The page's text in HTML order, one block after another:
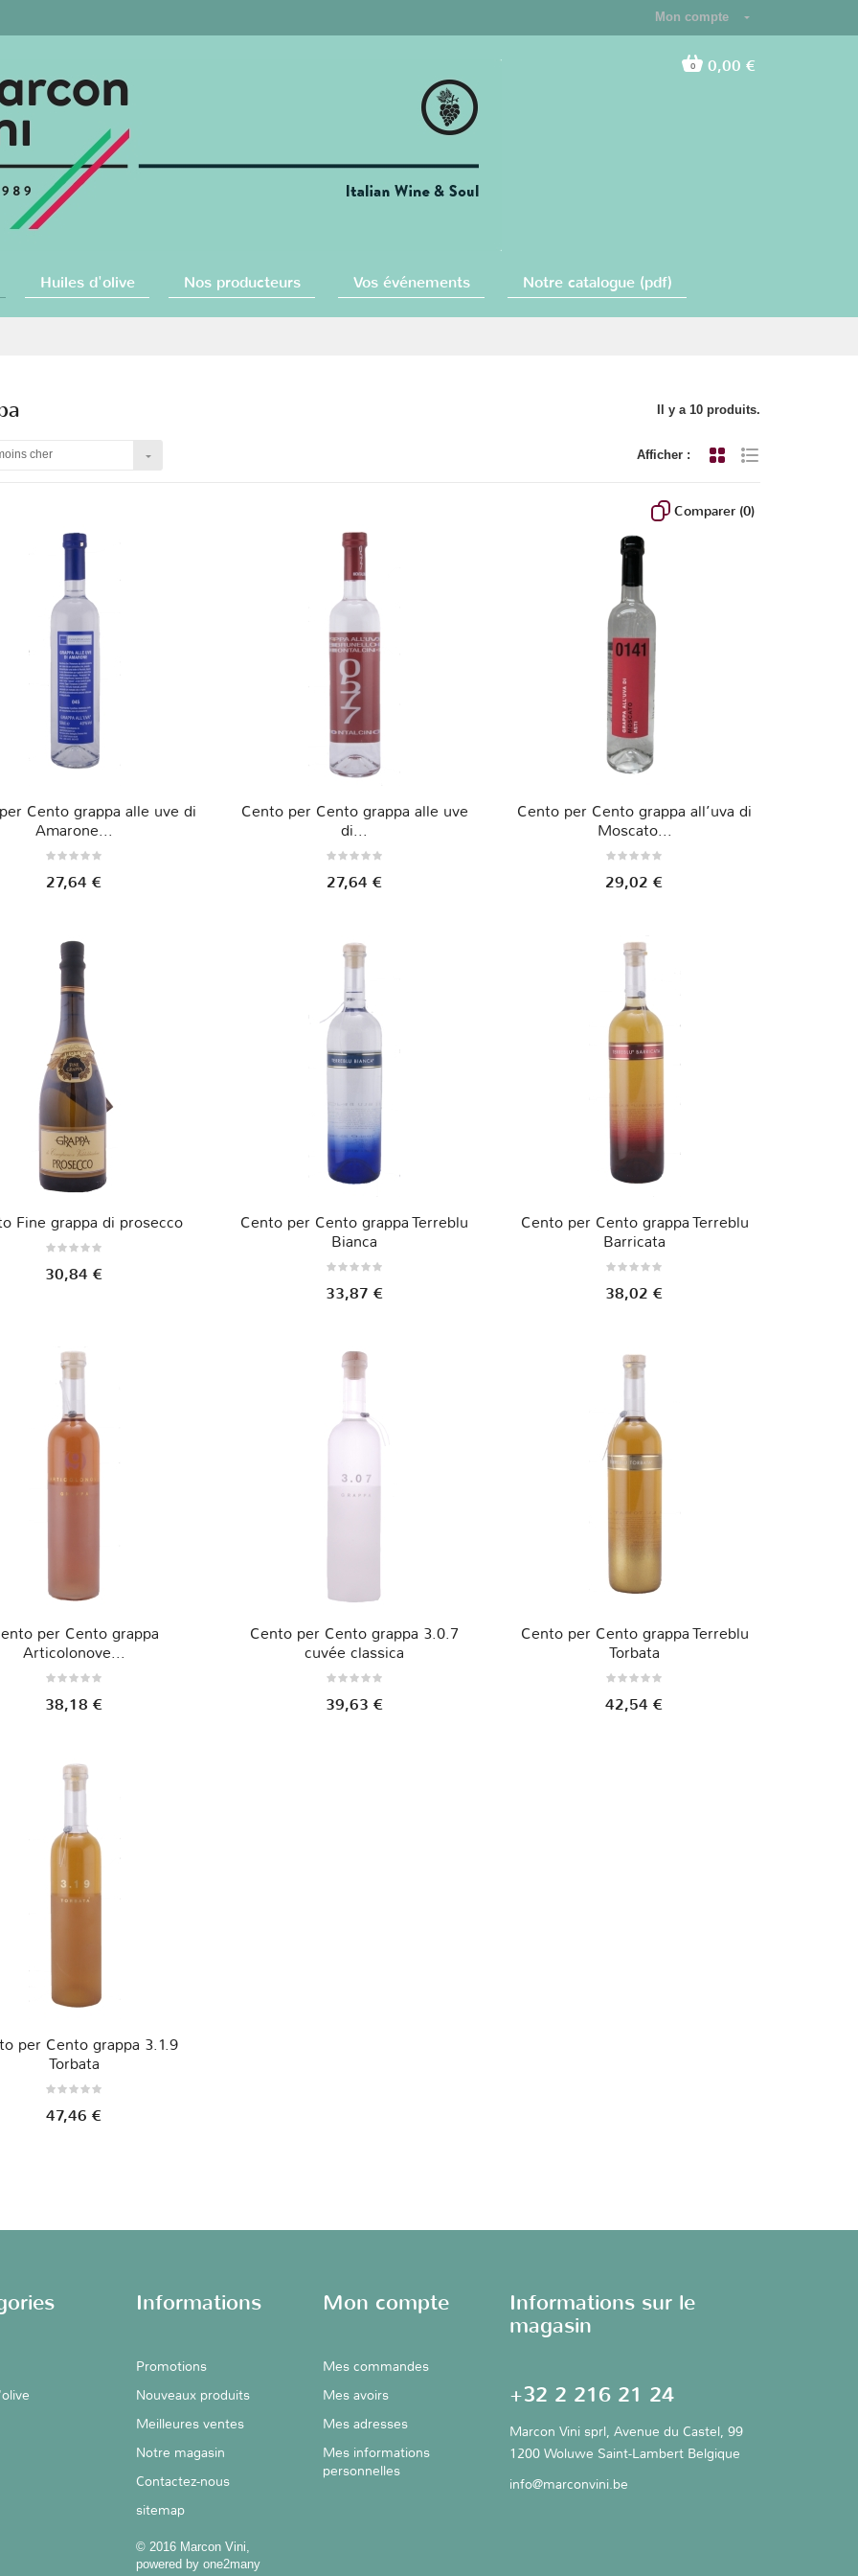
Mon compte
0 0,00 €
Huiles d'olive Nos producteurs Vos événements Notre catalogue (pdf)
Il y a 10 produits.
Afficher :
cher
Comparer (0)
Cento grappa alle uve di
Amarone...
27,64 €
Cento per Cento grappa alle uve
di...
27,64 €
Cento per Cento grappa all’uva di
Moscato...
29,02 €
Fine grappa di prosecco
30,84 €
Cento per Cento grappa Terreblu
Bianca
33,87 €
Cento per Cento grappa Terreblu
Barricata
38,02 €
per Cento grappa
Articolonove...
38,18 €
Cento per Cento grappa 3.0.7
cuvée classica
39,63 €
Cento per Cento grappa Terreblu
Torbata
42,54 €
per Cento grappa 3.1.9
Torbata
47,46 €
Informations
Promotions
Nouveaux produits
Meilleures ventes
Notre magasin
Contactez-nous
sitemap
© 2016 Marcon Vini,
powered by one2many
Mon compte
Mes commandes
Mes avoirs
Mes adresses
Mes informations
personnelles
Informations sur le
magasin
+32 2 216 21 24
Marcon Vini sprl, Avenue du Castel, 99
1200 Woluwe Saint-Lambert Belgique
info@marconvini.be